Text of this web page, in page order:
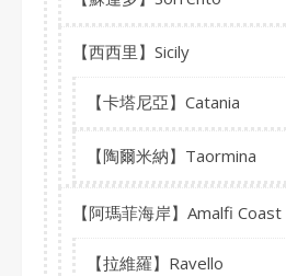
【西西里】Sicily
【卡塔尼亞】Catania
【陶爾米納】Taormina
【阿瑪菲海岸】Amalfi Coast
【拉維羅】Ravello